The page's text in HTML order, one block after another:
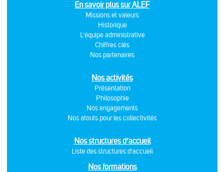
En savoir plus sur ALEF
Missions et valeurs
Historique
L'équipe administrative
Chiffres clés
Nos partenaires
Nos activités
Présentation
Philosophie
Nos engagements
Nos atouts pour les collectivités
Nos structures d’accueil
Liste des structures d’accueil
Nos formations